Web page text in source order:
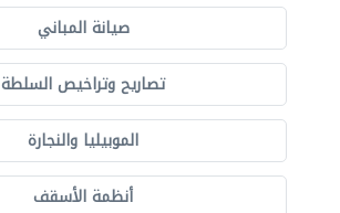
صيانة المباني
تصاريح وتراخيص السلطة
الموبيليا والنجارة
أنظمة الأسقف